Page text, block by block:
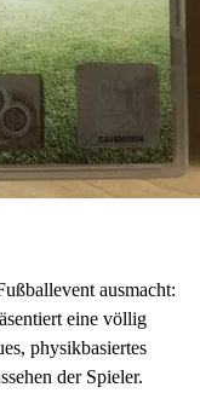
ausmacht:
eine völlig
physikbasiertes
der Spieler.